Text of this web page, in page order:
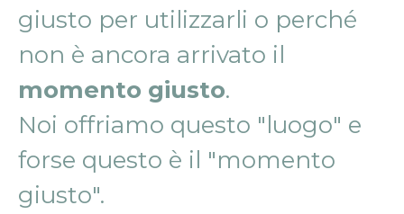
giusto per utilizzarli o perché
non è ancora arrivato il
momento giusto.
Noi offriamo questo "luogo" e
forse questo è il "momento
giusto".